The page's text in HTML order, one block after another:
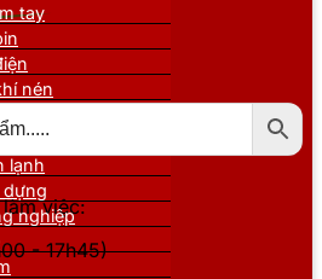
việc:
- 17h45)
tay
nén
đỡ
lạnh
dựng
nghiệp